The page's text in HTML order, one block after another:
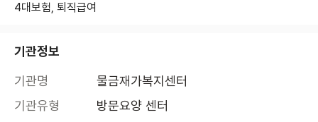
4대보험, 퇴직급여
기관정보
기관명
물금재가복지센터
기관유형
방문요양 센터